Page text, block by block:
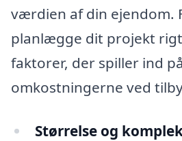
værdien af din ejendom.
planlægge dit projekt
faktorer, der spiller ind på
omkostningerne ved
Størrelse og